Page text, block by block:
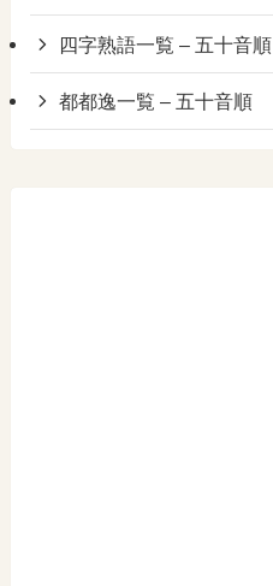
四字熟語一覧 – 五十音順
都都逸一覧 – 五十音順